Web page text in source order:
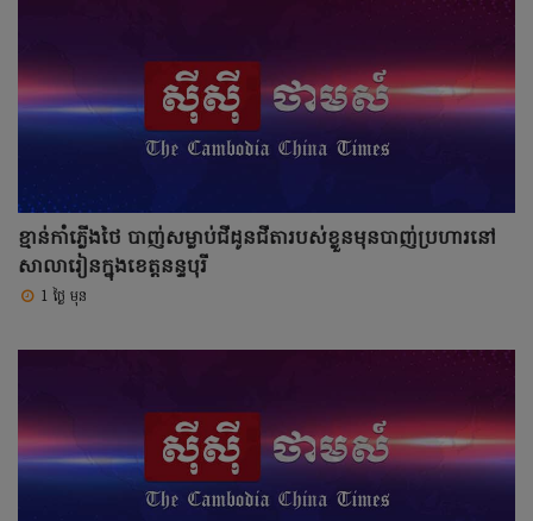
ខ្មាន់កាំភ្លើងថៃ បាញ់សម្លាប់ជីដូនជីតារបស់ខ្លួនមុនបាញ់ប្រហារនៅ
សាលារៀនក្នុងខេត្តនន្ទបុរី
1 ថ្ងៃ មុន